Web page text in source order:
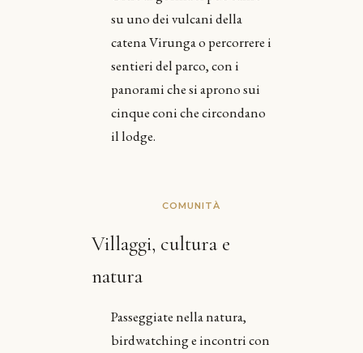
su uno dei vulcani della
catena Virunga o percorrere i
sentieri del parco, con i
panorami che si aprono sui
cinque coni che circondano
il lodge.
COMUNITÀ
Villaggi, cultura e
natura
Passeggiate nella natura,
birdwatching e incontri con